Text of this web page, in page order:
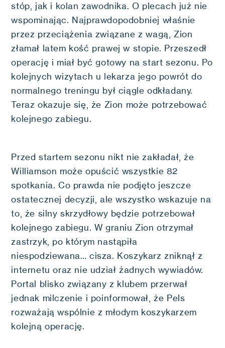
stóp, jak i kolan zawodnika. O plecach już nie
wspominając. Najprawdopodobniej właśnie
przez przeciążenia związane z wagą, Zion
złamał latem kość prawej w stopie. Przeszedł
operację i miał być gotowy na start sezonu. Po
kolejnych wizytach u lekarza jego powrót do
normalnego treningu był ciągle odkładany.
Teraz okazuje się, że Zion może potrzebować
kolejnego zabiegu.
Przed startem sezonu nikt nie zakładał, że
Williamson może opuścić wszystkie 82
spotkania. Co prawda nie podjęto jeszcze
ostatecznej decyzji, ale wszystko wskazuje na
to, że silny skrzydłowy będzie potrzebował
kolejnego zabiegu. W graniu Zion otrzymał
zastrzyk, po którym nastąpiła
niespodziewana… cisza. Koszykarz zniknął z
internetu oraz nie udział żadnych wywiadów.
Portal blisko związany z klubem przerwał
jednak milczenie i poinformował, że Pels
rozważają wspólnie z młodym koszykarzem
kolejną operację.